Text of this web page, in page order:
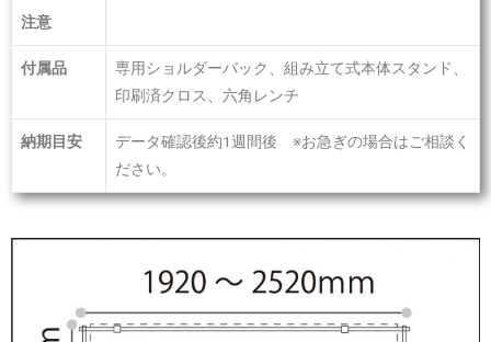
注意
付属品
専用ショルダーバック、組み立て式本体スタンド、
印刷済クロス、六角レンチ
納期目安
データ確認後約1週間後 ※お急ぎの場合はご相談く
ださい。